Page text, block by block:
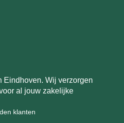
Eindhoven. Wij verzorgen
al jouw zakelijke
klanten